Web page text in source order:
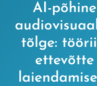
AI-põhine
tõlge:
ettevõtte